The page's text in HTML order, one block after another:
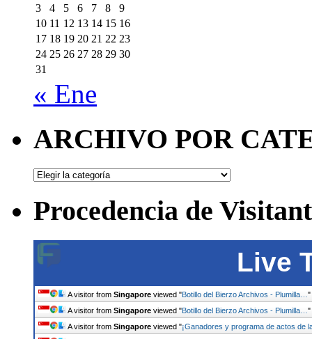
3
4 5 6 7 8
9
10 11 12 13 14 15 16
17 18 19 20 21 22 23
24 25 26 27 28 29 30
31
« Ene
ARCHIVO POR
ARCHIVO
Procedencia de
Live
A visitor from Singapore viewed "Botillo del Bierzo Archivos - Plumilla… "
A visitor from Singapore viewed "Botillo del Bierzo Archivos - Plumilla… "
A visitor from Singapore viewed "¡Ganadores y programa de actos de